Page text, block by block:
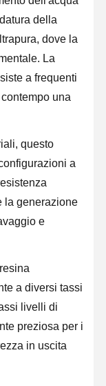
della
dove la
La
a frequenti
una
questo
a
la generazione
e
a diversi tassi
livelli di
preziosa per i
in uscita